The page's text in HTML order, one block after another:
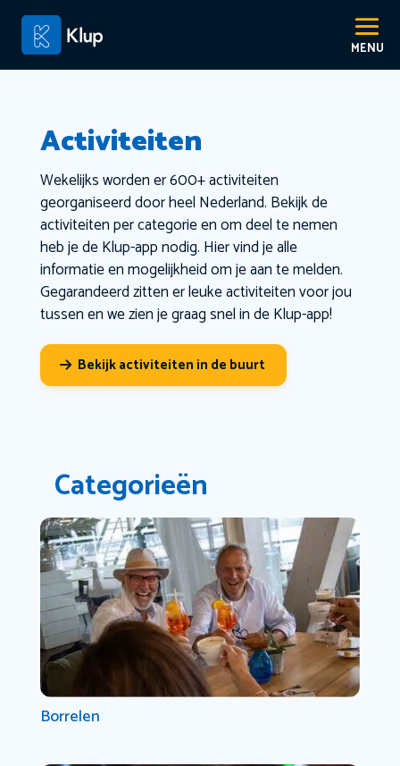
Activiteiten
Wekelijks worden er 600+ activiteiten
georganiseerd door heel Nederland. Bekijk de
activiteiten per categorie en om deel te nemen
heb je de Klup-app nodig. Hier vind je alle
informatie en mogelijkheid om je aan te melden.
Gegarandeerd zitten er leuke activiteiten voor jou
tussen en we zien je graag snel in de Klup-app!
Bekijk activiteiten in de buurt
Categorieën
Borrelen